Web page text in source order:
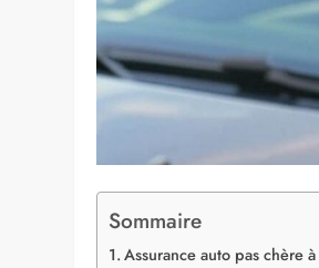
Sommaire
Assurance auto pas chère